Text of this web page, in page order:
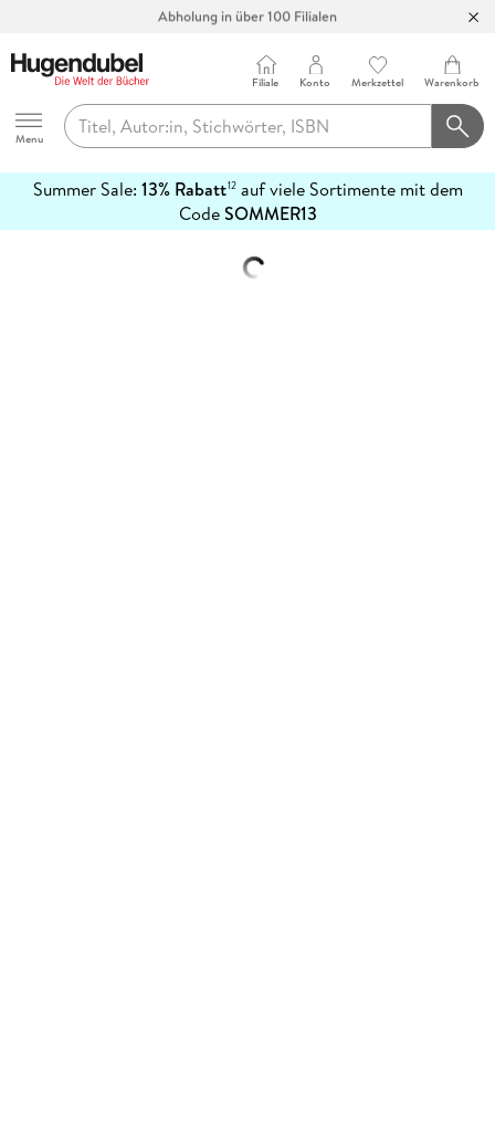
Abholung in über 100 Filialen
Hugendubel
Menu
Filiale Konto Merkzettel Warenkorb
Summer Sale: 13% Rabatt12auf viele Sortimente mit dem
CodeSOMMER13
erfahren